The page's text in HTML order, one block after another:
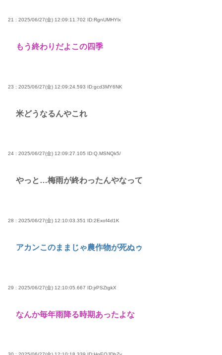
21 : 2025/06/27(金) 12:09:11.702 ID:RgnUMHYlx
もう終わりだよこの四季
23 : 2025/06/27(金) 12:09:24.593 ID:gcd3MY6NK
米どうなるんやこれ
24 : 2025/06/27(金) 12:09:27.105 ID:Q.MSNQk5/
やっと…梅雨が終わったんやなって
28 : 2025/06/27(金) 12:10:03.351 ID:2Exof4d1K
アカンこのままじゃ農作物が死ぬゥ
29 : 2025/06/27(金) 12:10:05.667 ID:jrPSZtgkX
なんか毎年雨降る時期あったよな